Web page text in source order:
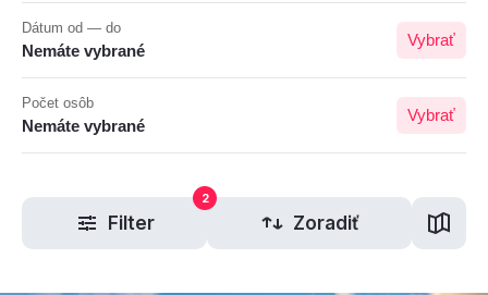
Dátum od — do
Nemáte vybrané
Vybrať
Počet osôb
Nemáte vybrané
Vybrať
Filter
2
Zoradiť